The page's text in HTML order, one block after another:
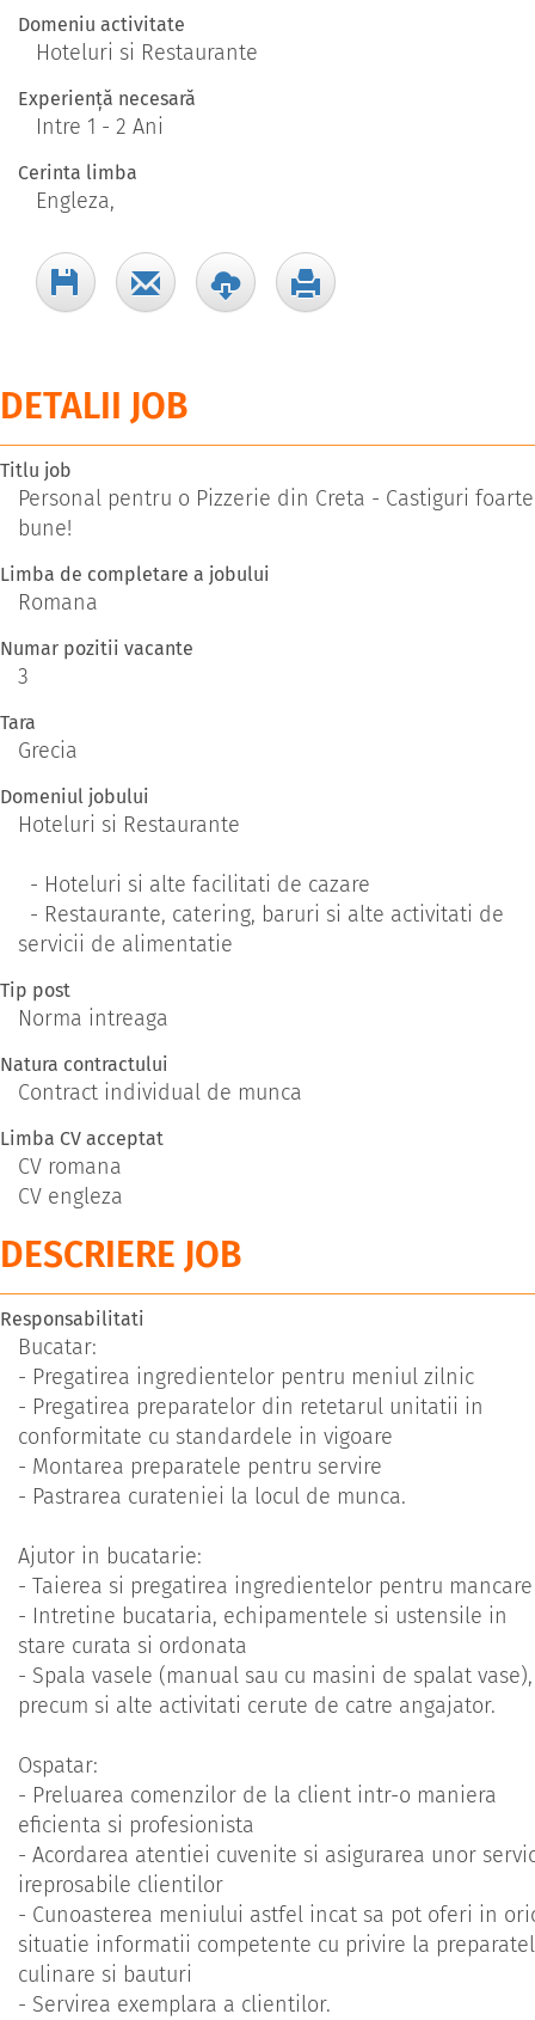
Domeniu activitate
Hoteluri si Restaurante
Experiență necesară
Intre 1 - 2 Ani
Cerinta limba
Engleza,
DETALII JOB
Titlu job
Personal pentru o Pizzerie din Creta - Castiguri foarte
bune!
Limba de completare a jobului
Romana
Numar pozitii vacante
3
Tara
Grecia
Domeniul jobului
Hoteluri si Restaurante
- Hoteluri si alte facilitati de cazare
- Restaurante, catering, baruri si alte activitati de
servicii de alimentatie
Tip post
Norma intreaga
Natura contractului
Contract individual de munca
Limba CV acceptat
CV romana
CV engleza
DESCRIERE JOB
Responsabilitati
Bucatar:
- Pregatirea ingredientelor pentru meniul zilnic
- Pregatirea preparatelor din retetarul unitatii in
conformitate cu standardele in vigoare
- Montarea preparatele pentru servire
- Pastrarea curateniei la locul de munca.
Ajutor in bucatarie:
- Taierea si pregatirea ingredientelor pentru mancare
- Intretine bucataria, echipamentele si ustensile in
stare curata si ordonata
- Spala vasele (manual sau cu masini de spalat vase),
precum si alte activitati cerute de catre angajator.
Ospatar:
- Preluarea comenzilor de la client intr-o maniera
eficienta si profesionista
- Acordarea atentiei cuvenite si asigurarea unor
ireprosabile clientilor
- Cunoasterea meniului astfel incat sa pot oferi in
situatie informatii competente cu privire la
culinare si bauturi
- Servirea exemplara a clientilor.